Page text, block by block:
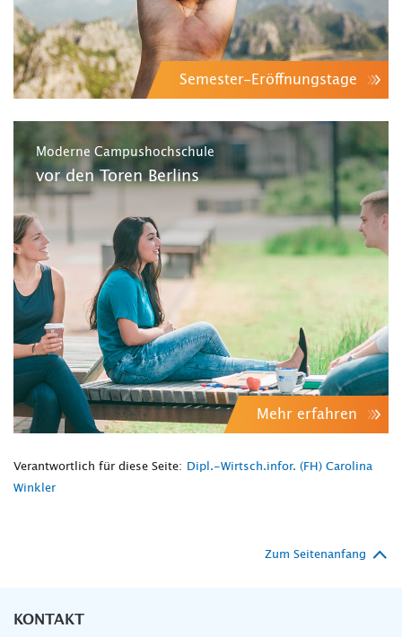
Semester-Eröffnungstage
Moderne Campushochschule
vor den Toren Berlins
Mehr erfahren
Verantwortlich für diese Seite:
Dipl.-Wirtsch.infor. (FH) Carolina
Winkler
Zum Seitenanfang
KONTAKT